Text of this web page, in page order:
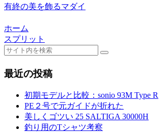
有終の美を飾るマダイ
ホーム
スプリット
最近の投稿
初期モデルと比較：sonio 93M Type R
PE２号で元ガイドが折れた
美しくゴツい 25 SALTIGA 30000H
釣り用のTシャツ考察